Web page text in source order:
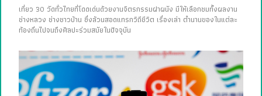
เที่ยว 30 วัดทั่วไทยที่โดดเด่นด้วยงานจิตรกรรมฝาผนัง มีให้เลือกชมทั้งผลงาน
ช่างหลวง ช่างชาวบ้าน ซึ่งล้วนสอดแทรกวิถีชีวิต เรื่องเล่า ตำนานของในแต่ละ
ท้องถิ่นไปจนถึงศิลปะร่วมสมัยในปัจจุบัน